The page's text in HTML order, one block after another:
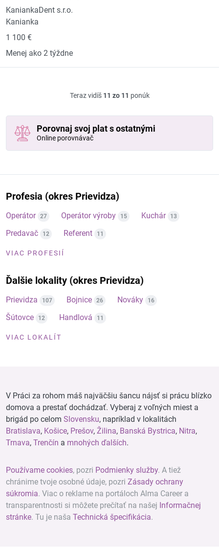
KaniankaDent s.r.o.
Kanianka
1 100 €
Menej ako 2 týždne
Teraz vidíš 11 zo 11 ponúk
Porovnaj svoj plat s ostatnými
Online porovnávač
Profesia (okres Prievidza)
Operátor 27 Operátor výroby 15 Kuchár 13
Predavač 12 Referent 11
VIAC PROFESIÍ
Ďalšie lokality (okres Prievidza)
Prievidza 107 Bojnice 26 Nováky 16
Šútovce 12 Handlová 11
VIAC LOKALÍT
V Práci za rohom máš najväčšiu šancu nájsť si prácu blízko
domova a prestať dochádzať. Vyberaj z voľných miest a
brigád po celom Slovensku, napríklad v lokalitách
Bratislava, Košice, Prešov, Žilina, Banská Bystrica, Nitra,
Trnava, Trenčín a mnohých ďalších.
Používame cookies, pozri Podmienky služby. A tiež
chránime tvoje osobné údaje, pozri Zásady ochrany
súkromia. Viac o reklame na portáloch Alma Career a
transparentnosti si môžete prečítať na našej Informačnej
stránke. Tu je naša Technická špecifikácia.